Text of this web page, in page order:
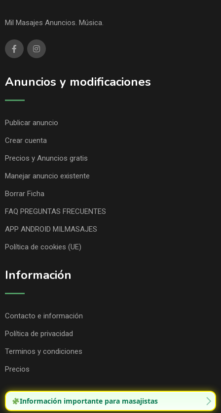
Mil Masajes Anuncios. Música.
Anuncios y modificaciones
Publicar anuncio
Crear cuenta
Precios y Anuncios gratis
Manejar anuncio existente
Borrar Ficha
FAQ PREGUNTAS FRECUENTES
APP ANDROID MILMASAJES
Política de cookies (UE)
Información
Contacto e información
Política de privacidad
Terminos y condiciones
Precios
Información importante para masajistas